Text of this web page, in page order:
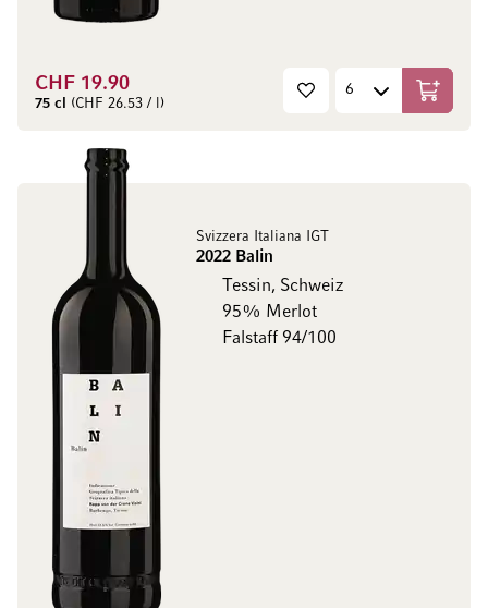
CHF 19.90
75 cl (CHF 26.53 / l) In den
Svizzera Italiana IGT
2022 Balin
Tessin, Schweiz
95% Merlot
Falstaff 94/100